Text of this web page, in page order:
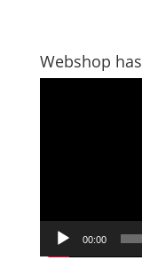
Webshop
00:00